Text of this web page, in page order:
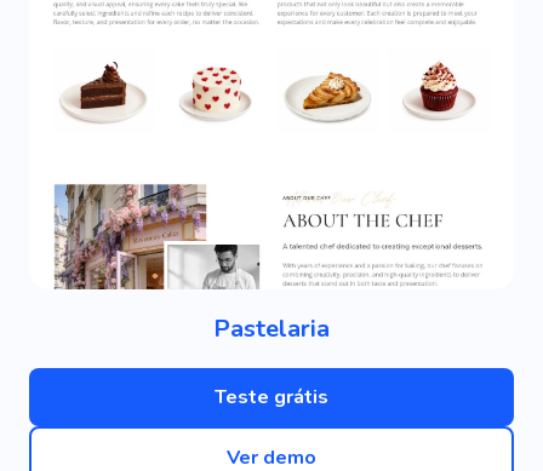
Pastelaria
Teste grátis
Ver demo